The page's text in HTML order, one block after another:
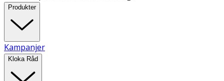
Produkter
Kampanjer
Kloka Råd